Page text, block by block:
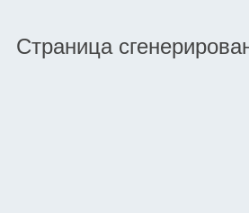
Страница